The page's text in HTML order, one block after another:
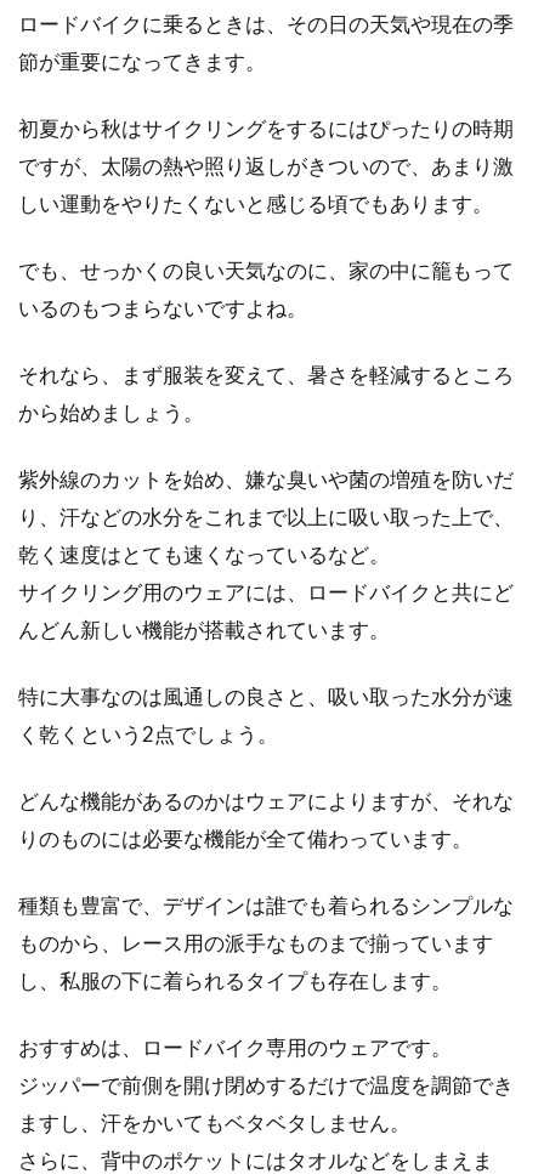
クロスバイクが欲しい！メーカー別
渋いモデルをピックアップ
自転車の中ではかなりハードルが低くとっつき
やすい自転車だ...
自転車を分解してみよう！ハンドル
は簡単にできるって本当？
スポーツ自転車はパーツをカスタマイズしてい
自転車が盗難にあってしまったら、
警察に届けましょう
の自転車、奮発して買った自転車ならばすぐに
盗難届を出しま...
SHIMANO・TIMEのロードバイク用
たは買い替えだけど次はどこにしようかな、と
考えていらっし...
都内での自転車運転が怖い方向けの
サイクリングコース！
ロードバイクに乗るときは、その日の天気や現在の季
節が重要になってきます。
初夏から秋はサイクリングをするにはぴったりの時期
ですが、太陽の熱や照り返しがきついので、あまり激
しい運動をやりたくないと感じる頃でもあります。
でも、せっかくの良い天気なのに、家の中に籠もって
いるのもつまらないですよね。
それなら、まず服装を変えて、暑さを軽減するところ
から始めましょう。
紫外線のカットを始め、嫌な臭いや菌の増殖を防いだ
り、汗などの水分をこれまで以上に吸い取った上で、
乾く速度はとても速くなっているなど。
サイクリング用のウェアには、ロードバイクと共にど
んどん新しい機能が搭載されています。
特に大事なのは風通しの良さと、吸い取った水分が速
く乾くという2点でしょう。
どんな機能があるのかはウェアによりますが、それな
りのものには必要な機能が全て備わっています。
種類も豊富で、デザインは誰でも着られるシンプルな
ものから、レース用の派手なものまで揃っています
し、私服の下に着られるタイプも存在します。
おすすめは、ロードバイク専用のウェアです。
ジッパーで前側を開け閉めするだけで温度を調節でき
ますし、汗をかいてもベタベタしません。
さらに、背中のポケットにはタオルなどをしまえま